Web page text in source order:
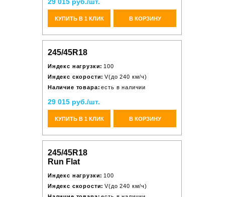
КУПИТЬ В 1 КЛИК В КОРЗИНУ
245/45R18
Индекс нагрузки: 100
Индекс скорости: V(до 240 км/ч)
Наличие товара: есть в наличии
29 015 руб./шт.
КУПИТЬ В 1 КЛИК В КОРЗИНУ
245/45R18
Run Flat
Индекс нагрузки: 100
Индекс скорости: V(до 240 км/ч)